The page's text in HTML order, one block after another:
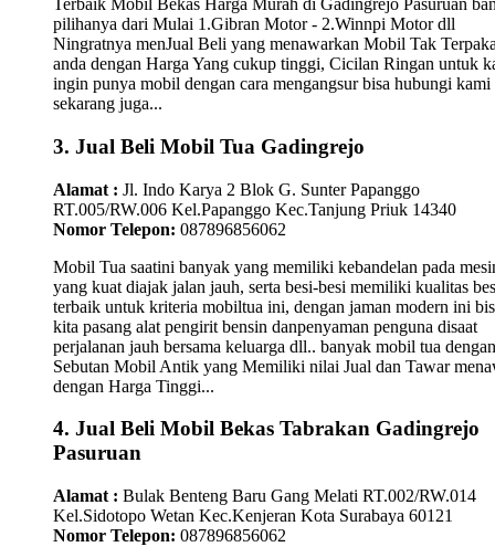
Terbaik Mobil Bekas Harga Murah di Gadingrejo Pasuruan
pilihanya dari Mulai 1.Gibran Motor - 2.Winnpi Motor dll
Ningratnya menJual Beli yang menawarkan Mobil Tak
anda dengan Harga Yang cukup tinggi, Cicilan Ringan untuk
ingin punya mobil dengan cara mengangsur bisa hubungi kami
sekarang juga...
3. Jual Beli Mobil Tua Gadingrejo
Alamat : Jl. Indo Karya 2 Blok G. Sunter Papanggo
RT.005/RW.006 Kel.Papanggo Kec.Tanjung Priuk 14340
Nomor Telepon: 087896856062
Mobil Tua saatini banyak yang memiliki kebandelan pada
yang kuat diajak jalan jauh, serta besi-besi memiliki kualitas
terbaik untuk kriteria mobiltua ini, dengan jaman modern ini
kita pasang alat pengirit bensin danpenyaman penguna disaat
perjalanan jauh bersama keluarga dll.. banyak mobil tua dengan
Sebutan Mobil Antik yang Memiliki nilai Jual dan Tawar
dengan Harga Tinggi...
4. Jual Beli Mobil Bekas Tabrakan Gadingrejo
Pasuruan
Alamat : Bulak Benteng Baru Gang Melati RT.002/RW.014
Kel.Sidotopo Wetan Kec.Kenjeran Kota Surabaya 60121
Nomor Telepon: 087896856062